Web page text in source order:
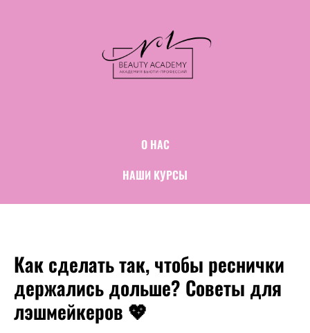
О НАС
НАШИ КУРСЫ
Как сделать так, чтобы реснички
держались дольше? Советы для
лэшмейкеров 💖